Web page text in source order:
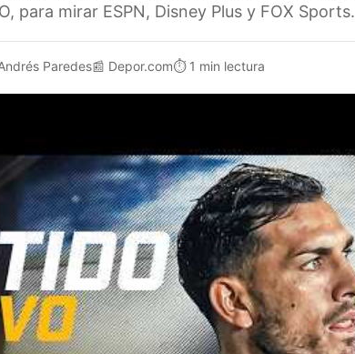
para mirar ESPN, Disney Plus y FOX Sports.
Paredes📰 Depor.com⏱️ 1 min lectura